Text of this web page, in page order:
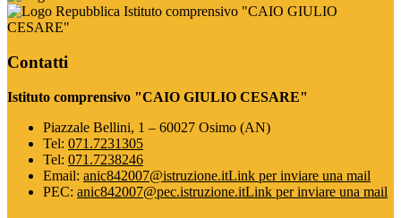
Istituto comprensivo "CAIO GIULIO
CESARE"
Contatti
Istituto comprensivo "CAIO GIULIO CESARE"
Piazzale Bellini, 1 – 60027 Osimo (AN)
Tel: 071.7231305
Tel: 071.7238246
Email: anic842007@istruzione.itLink per inviare una mail
PEC: anic842007@pec.istruzione.itLink per inviare una mail